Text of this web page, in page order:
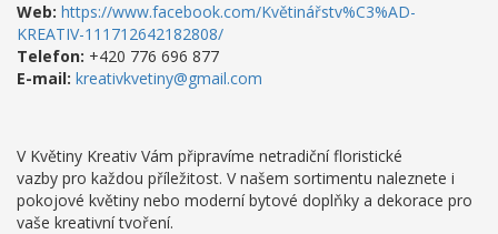
Web: https://www.facebook.com/Květinářstv%C3%AD-
KREATIV-111712642182808/
Telefon: +420 776 696 877
E-mail: kreativkvetiny@gmail.com
V Květiny Kreativ Vám připravíme netradiční floristické
vazby pro každou příležitost. V našem sortimentu naleznete i
pokojové květiny nebo moderní bytové doplňky a dekorace pro
vaše kreativní tvoření.